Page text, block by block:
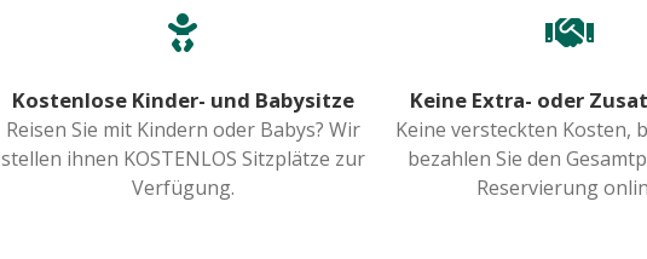
Kostenlose Kinder- und Babysitze
Reisen Sie mit Kindern oder Babys? Wir
stellen ihnen KOSTENLOS Sitzplätze zur
Verfügung.
Keine Extra- oder
Keine versteckten Kosten,
bezahlen Sie den
Reservierung